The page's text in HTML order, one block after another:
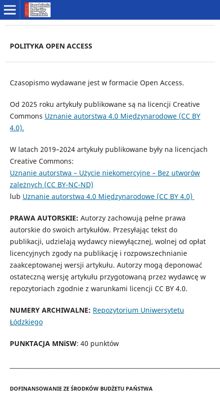
POLITYKA OPEN ACCESS
Czasopismo wydawane jest w formacie Open Access.
Od 2025 roku artykuły publikowane są na licencji Creative
Commons Uznanie autorstwa 4.0 Międzynarodowe (CC BY
4.0).
W latach 2019–2024 artykuły publikowane były na licencjach
Creative Commons:
Uznanie autorstwa – Użycie niekomercyjne – Bez utworów
zależnych (CC BY-NC-ND)
lub Uznanie autorstwa 4.0 Międzynarodowe (CC BY 4.0)
PRAWA AUTORSKIE: Autorzy zachowują pełne prawa
autorskie do swoich artykułów. Przesyłając tekst do
publikacji, udzielają wydawcy niewyłącznej, wolnej od opłat
licencyjnych zgody na publikację i rozpowszechnianie
zaakceptowanej wersji artykułu. Autorzy mogą deponować
ostateczną wersję artykułu przygotowaną przez wydawcę w
repozytoriach zgodnie z warunkami licencji CC BY 4.0.
NUMERY ARCHIWALNE: Repozytorium Uniwersytetu
Łódzkiego
PUNKTACJA MNiSW: 40 punktów
DOFINANSOWANIE ZE ŚRODKÓW BUDŻETU PAŃSTWA